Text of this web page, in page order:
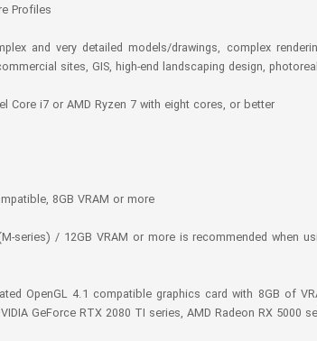
Profiles
and very detailed models/drawings, complex
sites, GIS, high-end landscaping design,
Core i7 or AMD Ryzen 7 with eight cores, or better
8GB VRAM or more
series) / 12GB VRAM or more is recommended when
OpenGL 4.1 compatible graphics card with 8GB of
GeForce RTX 2080 TI series, AMD Radeon RX 5000